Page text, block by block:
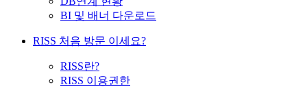
BI 및 배너 다운로드
RISS 처음 방문 이세요?
RISS란?
RISS 이용권한